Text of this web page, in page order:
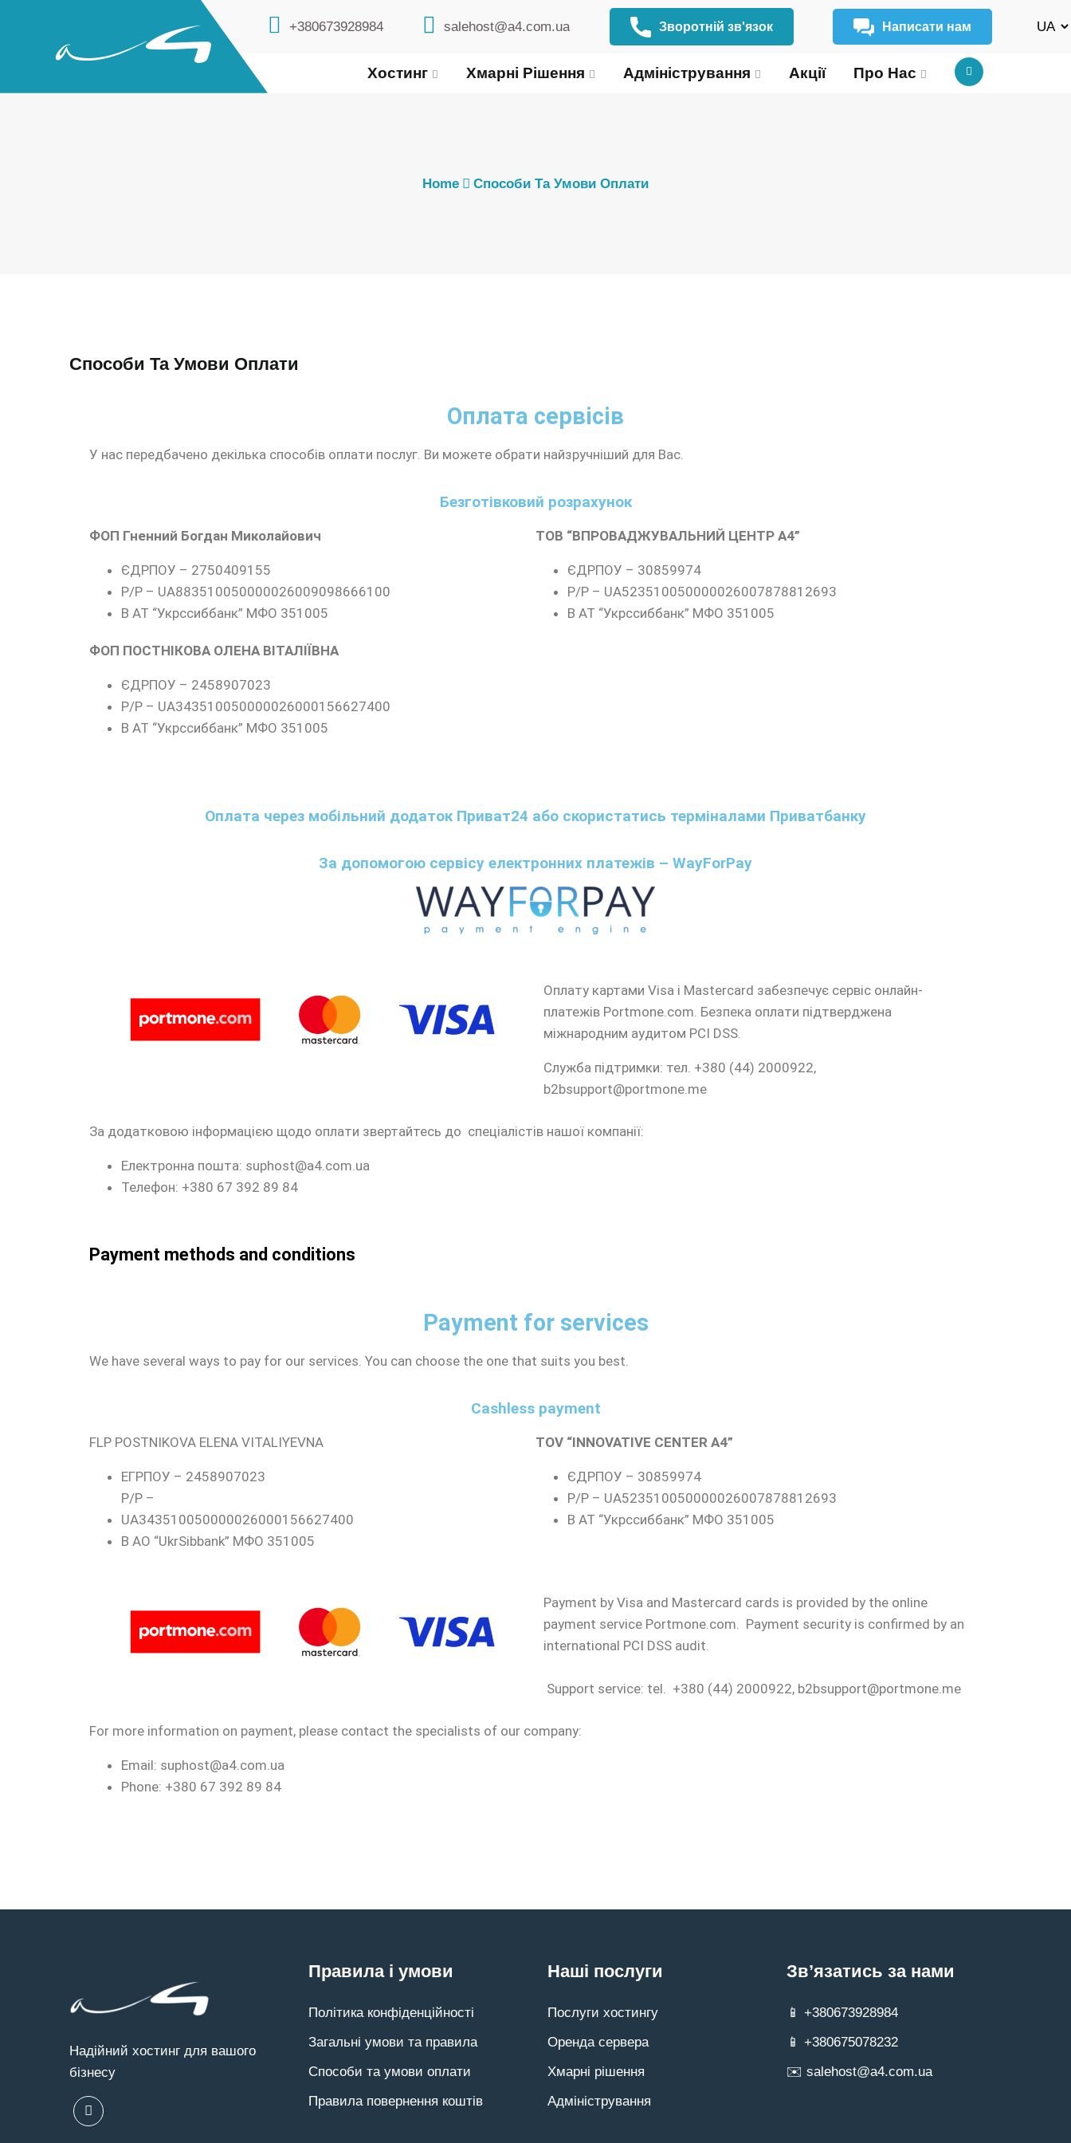
+380673928984 salehost@a4.com.ua Зворотній зв'язок Написати нам
Хостинг Хмарні Рішення Адміністрування Акції Про Нас
Home Способи Та Умови Оплати
Способи Та Умови Оплати
Оплата сервісів
У нас передбачено декілька способів оплати послуг. Ви можете обрати найзручніший для Вас.
Безготівковий розрахунок
ФОП Гненний Богдан Миколайович
ЄДРПОУ – 2750409155
Р/Р – UA883510050000026009098666100
В АТ “Укрссиббанк” МФО 351005
ФОП ПОСТНІКОВА ОЛЕНА ВІТАЛІЇВНА
ЄДРПОУ – 2458907023
Р/Р – UA343510050000026000156627400
В АТ “Укрссиббанк” МФО 351005
ТОВ “ВПРОВАДЖУВАЛЬНИЙ ЦЕНТР А4”
ЄДРПОУ – 30859974
Р/Р – UA523510050000026007878812693
В АТ “Укрссиббанк” МФО 351005
Оплата через мобільний додаток Приват24 або скористатись терміналами Приватбанку
За допомогою сервісу електронних платежів – WayForPay
Оплату картами Visa і Mastercard забезпечує сервіс онлайн-
платежів Portmone.com. Безпека оплати підтверджена
міжнародним аудитом PCI DSS.
Служба підтримки: тел. +380 (44) 2000922,
b2bsupport@portmone.me
За додатковою інформацією щодо оплати звертайтесь до спеціалістів нашої компанії:
Електронна пошта: suphost@a4.com.ua
Телефон: +380 67 392 89 84
Payment methods and conditions
Payment for services
We have several ways to pay for our services. You can choose the one that suits you best.
Cashless payment
FLP POSTNIKOVA ELENA VITALIYEVNA
ЕГРПОУ – 2458907023
Р/Р –
UA343510050000026000156627400
В АО “UkrSibbank” МФО 351005
TOV “INNOVATIVE CENTER A4”
ЄДРПОУ – 30859974
Р/Р – UA523510050000026007878812693
В АТ “Укрссиббанк” МФО 351005
Payment by Visa and Mastercard cards is provided by the online
payment service Portmone.com. Payment security is confirmed by an
international PCI DSS audit.
Support service: tel. +380 (44) 2000922, b2bsupport@portmone.me
For more information on payment, please contact the specialists of our company:
Email: suphost@a4.com.ua
Phone: +380 67 392 89 84
Надійний хостинг для вашого
бізнесу
Правила і умови
Політика конфіденційності
Загальні умови та правила
Способи та умови оплати
Правила повернення коштів
Наші послуги
Послуги хостингу
Оренда сервера
Хмарні рішення
Адміністрування
Зв’язатись за нами
📱 +380673928984
📱 +380675078232
✉️ salehost@a4.com.ua